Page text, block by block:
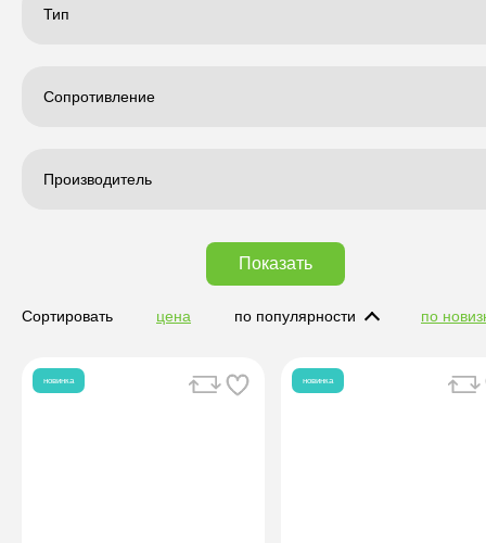
Тип
Сопротивление
Производитель
Показать
Сортировать цена по популярности по
новинка новинка